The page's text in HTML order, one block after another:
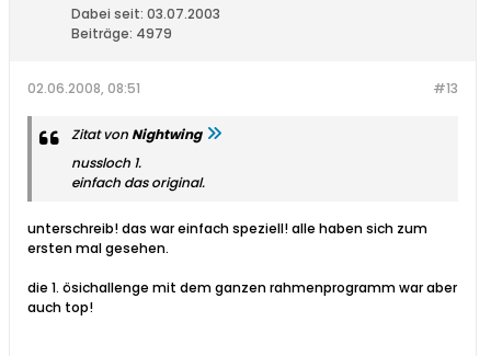
Dabei seit: 03.07.2003
Beiträge: 4979
#13
02.06.2008, 08:51
Zitat vonNightwing
nussloch 1.
einfach das original.
unterschreib! das war einfach speziell! alle haben sich zum
ersten mal gesehen.
die 1. ösichallenge mit dem ganzen rahmenprogramm war aber
auch top!